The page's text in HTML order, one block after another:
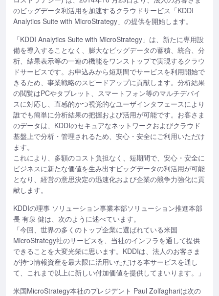
のビッグデータ利活用を加速するクラウドサービス「KDDI
Analytics Suite with MicroStrategy」の提供を開始します。
「KDDI Analytics Suite with MicroStrategy」は、新たに専用設
備を導入することなく、膨大なビッグデータの蓄積、統合、分
析、結果表示等の一連の機能をワンストップで実現するクラウ
ドサービスです。お申込みから短期間でサービスを利用開始で
きるため、事業戦略のスピードアップに貢献します。分析結果
の閲覧はPCやタブレット、スマートフォン等のマルチデバイ
スに対応し、直感的かつ視覚的なユーザインタフェースにより
誰でも簡単に分析結果の把握および活用が可能です。お客さま
のデータは、KDDIのセキュアなネットワークおよびクラウド
基盤上で分析・管理されるため、安心・安全にご利用いただけ
ます。
これにより、多額のコスト負担なく、短期間で、安心・安全に
ビジネスに新たな価値を生み出すビッグデータの利活用が可能
となり、経営の意思決定の迅速化および企業の競争力強化に貢
献します。
KDDIの理事 ソリューション事業本部ソリューション推進本部
長 有泉 健は、次のように述べています。
「今回、世界の多くのトップ企業に選ばれている米国
MicroStrategy社のサービスを、当社のインフラを通して提供
できることを大変光栄に思います。KDDIは、法人のお客さま
が持つ情報資産を最大限に活用いただける本サービスを通し
て、これまで以上に新しい付加価値を提供してまいります。」
米国MicroStrategy本社のプレジデント Paul Zolfaghariは次の